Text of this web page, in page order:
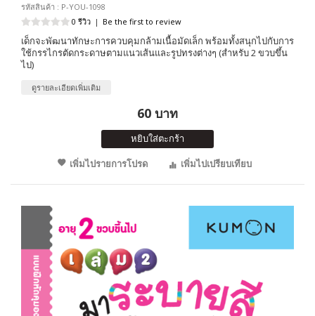
รหัสสินค้า : P-YOU-1098
0 รีวิว | Be the first to review
เด็กจะพัฒนาทักษะการควบคุมกล้ามเนื้อมัดเล็ก พร้อมทั้งสนุกไปกับการ
ใช้กรรไกรตัดกระดาษตามแนวเส้นและรูปทรงต่างๆ (สำหรับ 2 ขวบขึ้น
ไป)
ดูรายละเอียดเพิ่มเติม
60 บาท
หยิบใส่ตะกร้า
เพิ่มไปรายการโปรด
เพิ่มไปเปรียบเทียบ